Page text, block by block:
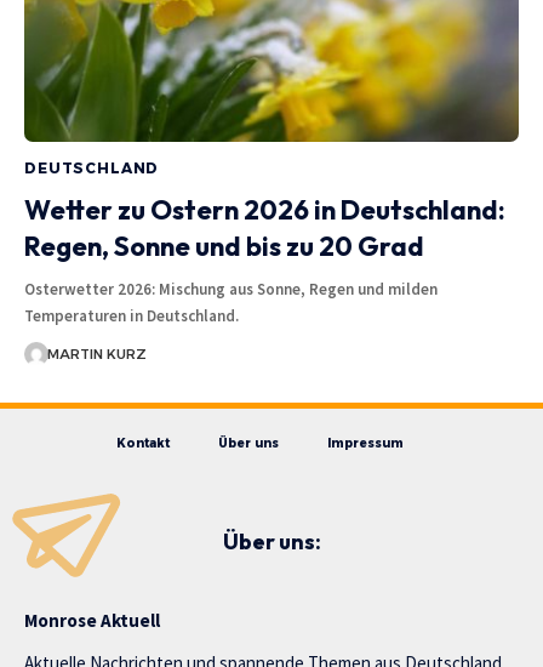
DEUTSCHLAND
Wetter zu Ostern 2026 in Deutschland:
Regen, Sonne und bis zu 20 Grad
Osterwetter 2026: Mischung aus Sonne, Regen und milden
Temperaturen in Deutschland.
MARTIN KURZ
Kontakt Über uns Impressum
Über uns:
Monrose Aktuell
Aktuelle Nachrichten und spannende Themen aus Deutschland